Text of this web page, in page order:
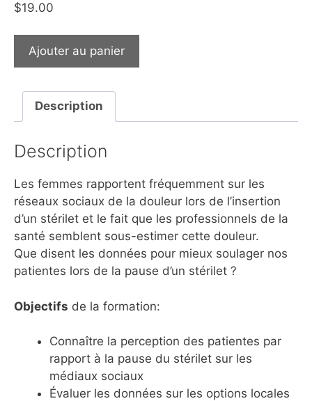
$19.00
Ajouter au panier
Description
Description
Les femmes rapportent fréquemment sur les
réseaux sociaux de la douleur lors de l’insertion
d’un stérilet et le fait que les professionnels de la
santé semblent sous-estimer cette douleur.
Que disent les données pour mieux soulager nos
patientes lors de la pause d’un stérilet ?
Objectifs de la formation:
Connaître la perception des patientes par
rapport à la pause du stérilet sur les
médiaux sociaux
Évaluer les données sur les options locales